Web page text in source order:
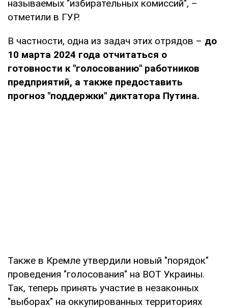
называемых "избирательных комиссий", –
отметили в ГУР.
В частности, одна из задач этих отрядов – до
10 марта 2024 года отчитаться о
готовности к "голосованию" работников
предприятий, а также предоставить
прогноз "поддержки" диктатора Путина.
Также в Кремле утвердили новый "порядок"
проведения "голосования" на ВОТ Украины.
Так, теперь принять участие в незаконных
"выборах" на оккупированных территориях